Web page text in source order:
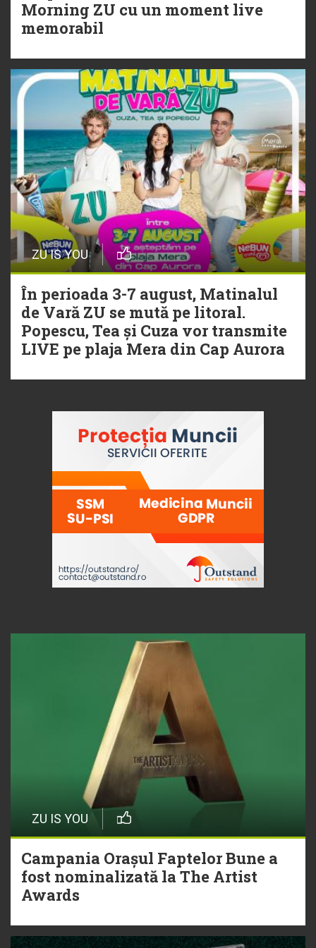
Torpedoul lui Morar: Theo Rose -
Morning ZU cu un moment live
memorabil
ZU IS YOU
În perioada 3-7 august, Matinalul
de Vară ZU se mută pe litoral.
Popescu, Tea și Cuza vor transmite
LIVE pe plaja Mera din Cap Aurora
ZU IS YOU
Campania Orașul Faptelor Bune a
fost nominalizată la The Artist
Awards